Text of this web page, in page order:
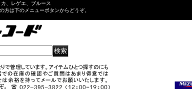
、レゲエ、ブルース
方は下のメニューボタンからどうぞ。